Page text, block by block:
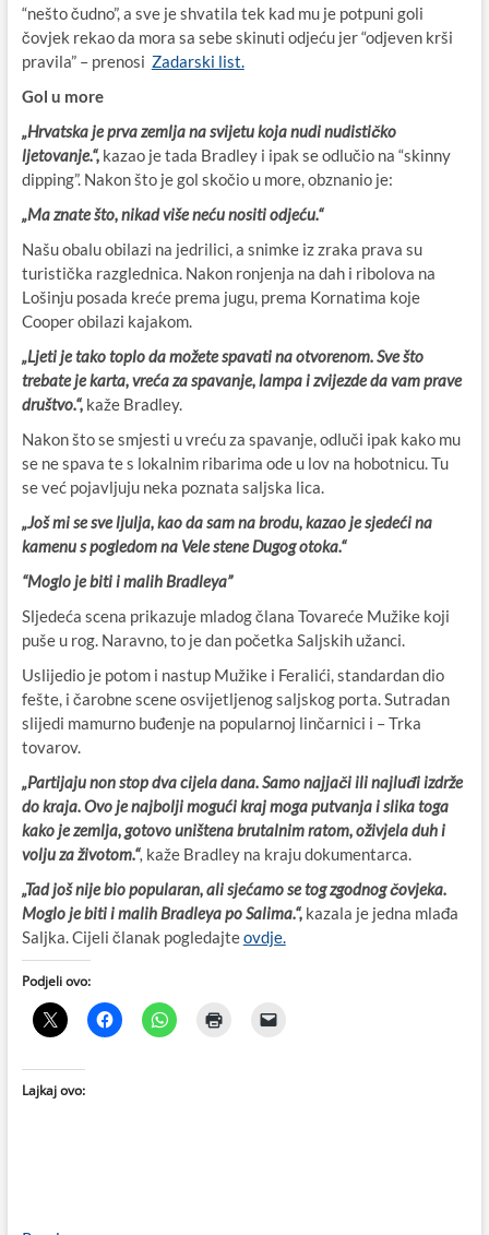
“nešto čudno”, a sve je shvatila tek kad mu je potpuni goli
čovjek rekao da mora sa sebe skinuti odjeću jer “odjeven krši
pravila” – prenosi Zadarski list.
Gol u more
„Hrvatska je prva zemlja na svijetu koja nudi nudističko
ljetovanje.“,kazao je tada Bradley i ipak se odlučio na “skinny
dipping”. Nakon što je gol skočio u more, obznanio je:
„Ma znate što, nikad više neću nositi odjeću.“
Našu obalu obilazi na jedrilici, a snimke iz zraka prava su
turistička razglednica. Nakon ronjenja na dah i ribolova na
Lošinju posada kreće prema jugu, prema Kornatima koje
Cooper obilazi kajakom.
„Ljeti je tako toplo da možete spavati na otvorenom. Sve što
trebate je karta, vreća za spavanje, lampa i zvijezde da vam prave
društvo.“,kaže Bradley.
Nakon što se smjesti u vreću za spavanje, odluči ipak kako mu
se ne spava te s lokalnim ribarima ode u lov na hobotnicu. Tu
se već pojavljuju neka poznata saljska lica.
„Još mi se sve ljulja, kao da sam na brodu, kazao je sjedeći na
kamenu s pogledom na Vele stene Dugog otoka.“
“Moglo je biti i malih Bradleya”
Sljedeća scena prikazuje mladog člana Tovareće Mužike koji
puše u rog. Naravno, to je dan početka Saljskih užanci.
Uslijedio je potom i nastup Mužike i Feralići, standardan dio
fešte, i čarobne scene osvijetljenog saljskog porta. Sutradan
slijedi mamurno buđenje na popularnoj linčarnici i – Trka
tovarov.
„Partijaju non stop dva cijela dana. Samo najjači ili najluđi izdrže
do kraja. Ovo je najbolji mogući kraj moga putvanja i slika toga
kako je zemlja, gotovo uništena brutalnim ratom, oživjela duh i
volju za životom.“, kaže Bradley na kraju dokumentarca.
„Tad još nije bio popularan, ali sjećamo se tog zgodnog čovjeka.
Moglo je biti i malih Bradleya po Salima.“,kazala je jedna mlađa
Saljka. Cijeli članak pogledajteovdje.
Podjeli ovo:
Lajkaj ovo: